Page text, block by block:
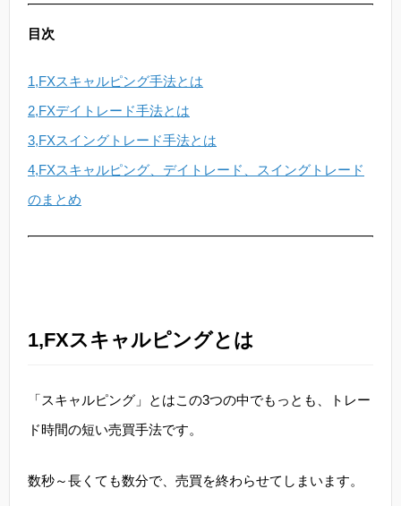
目次
1,FXスキャルピング手法とは
2,FXデイトレード手法とは
3,FXスイングトレード手法とは
4,FXスキャルピング、デイトレード、スイングトレード
のまとめ
1,FXスキャルピングとは
「スキャルピング」とはこの3つの中でもっとも、トレー
ド時間の短い売買手法です。
数秒～長くても数分で、売買を終わらせてしまいます。